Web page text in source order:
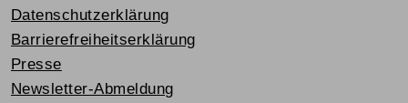
Datenschutzerklärung
Barrierefreiheitserklärung
Presse
Newsletter-Abmeldung